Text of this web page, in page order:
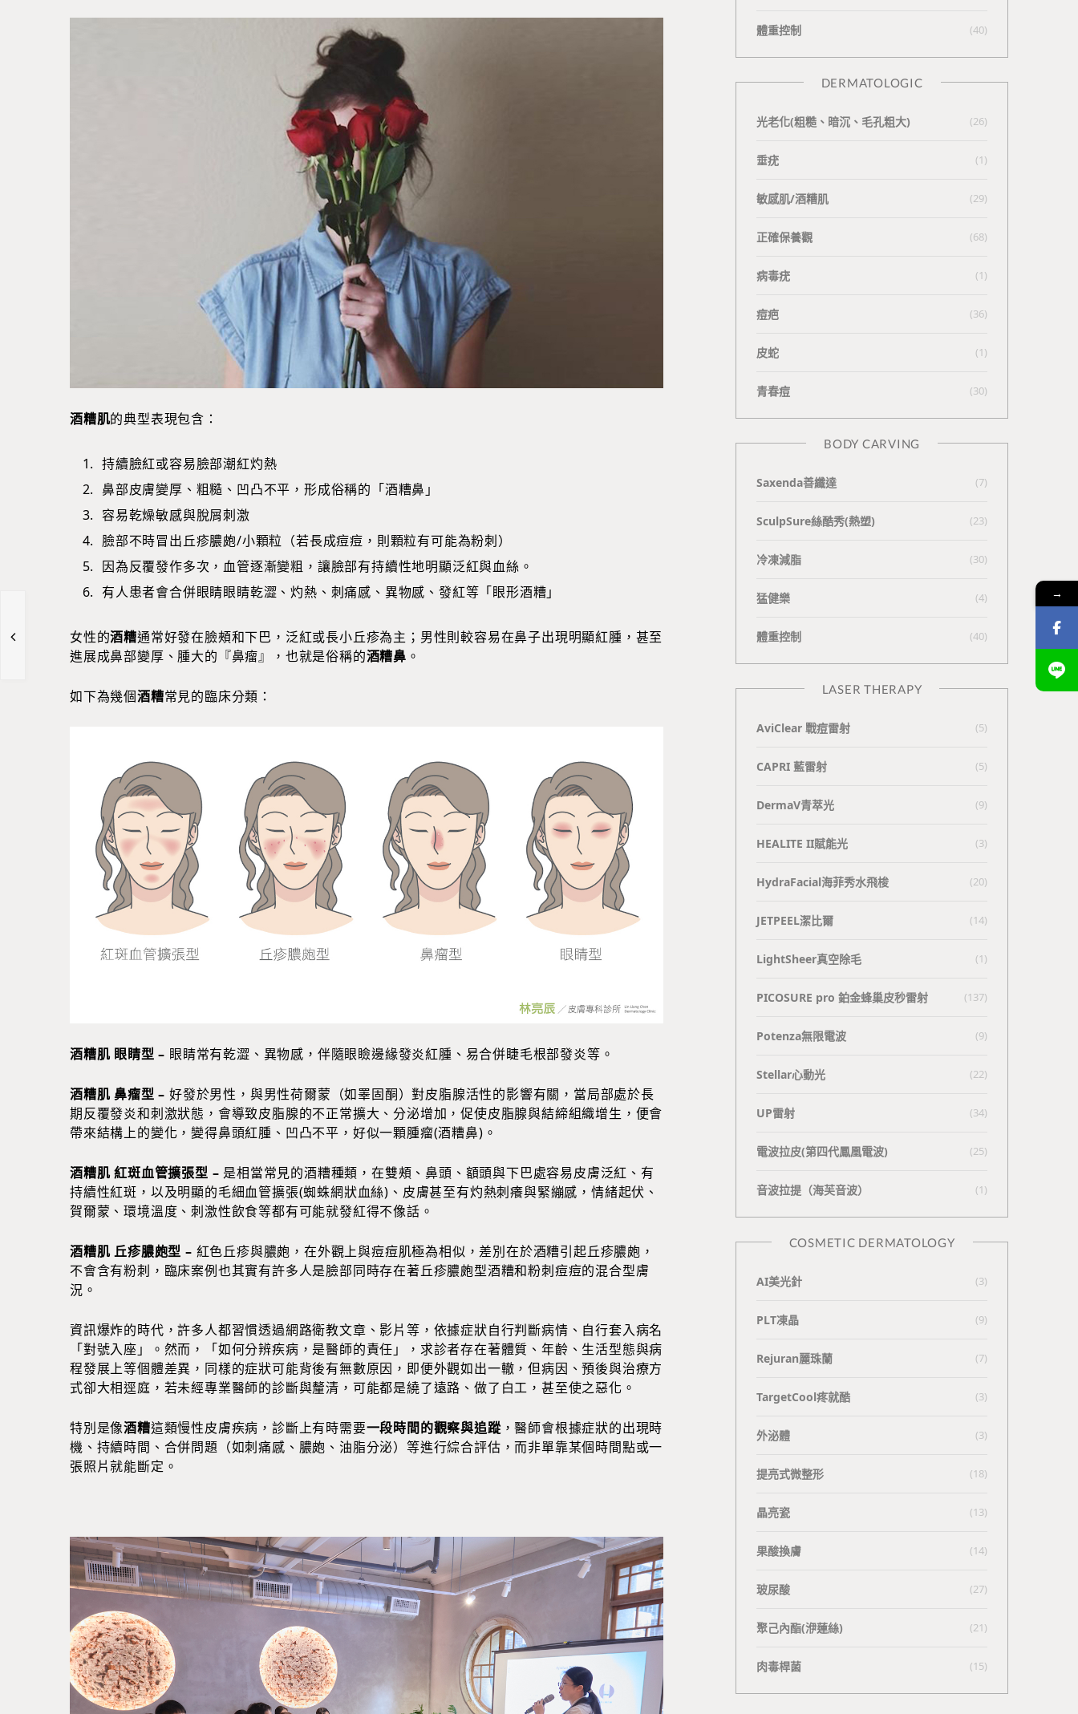
酒糟肌的典型表現包含：
持續臉紅或容易臉部潮紅灼熱
鼻部皮膚變厚、粗糙、凹凸不平，形成俗稱的「酒糟鼻」
容易乾燥敏感與脫屑刺激
臉部不時冒出丘疹膿皰/小顆粒（若長成痘痘，則顆粒有可能為粉刺）
因為反覆發作多次，血管逐漸變粗，讓臉部有持續性地明顯泛紅與血絲。
有人患者會合併眼睛眼睛乾澀、灼熱、刺痛感、異物感、發紅等「眼形酒糟」
女性的酒糟通常好發在臉頰和下巴，泛紅或長小丘疹為主；男性則較容易在鼻子出現明顯紅腫，甚至
進展成鼻部變厚、腫大的『鼻瘤』，也就是俗稱的酒糟鼻 。
如下為幾個酒糟常見的臨床分類：
酒糟肌 眼睛型 – 眼睛常有乾澀、異物感，伴隨眼瞼邊緣發炎紅腫、易合併睫毛根部發炎等。
酒糟肌 鼻瘤型 –好發於男性，與男性荷爾蒙（如睪固酮）對皮脂腺活性的影響有關，當局部處於長
期反覆發炎和刺激狀態，會導致皮脂腺的不正常擴大、分泌增加，促使皮脂腺與結締組織增生，便會
帶來結構上的變化，變得鼻頭紅腫、凹凸不平，好似一顆腫瘤(酒糟鼻)。
酒糟肌 紅斑血管擴張型 –是相當常見的酒糟種類，在雙頰、鼻頭、額頭與下巴處容易皮膚泛紅、有
持續性紅斑，以及明顯的毛細血管擴張(蜘蛛網狀血絲)、皮膚甚至有灼熱刺癢與緊繃感，情緒起伏、
賀爾蒙、環境溫度、刺激性飲食等都有可能就發紅得不像話。
酒糟肌 丘疹膿皰型 – 紅色丘疹與膿皰，在外觀上與痘痘肌極為相似，差別在於酒糟引起丘疹膿皰，
不會含有粉刺，臨床案例也其實有許多人是臉部同時存在著丘疹膿皰型酒糟和粉刺痘痘的混合型膚
況。
資訊爆炸的時代，許多人都習慣透過網路衛教文章、影片等，依據症狀自行判斷病情、自行套入病名
「對號入座」。然而，「如何分辨疾病，是醫師的責任」，求診者存在著體質、年齡、生活型態與病
程發展上等個體差異，同樣的症狀可能背後有無數原因，即便外觀如出一轍，但病因、預後與治療方
式卻大相逕庭，若未經專業醫師的診斷與釐清，可能都是繞了遠路、做了白工，甚至使之惡化。
特別是像酒糟這類慢性皮膚疾病，診斷上有時需要一段時間的觀察與追蹤，醫師會根據症狀的出現時
機、持續時間、合併問題（如刺痛感、膿皰、油脂分泌）等進行綜合評估，而非單靠某個時間點或一
張照片就能斷定。
體重控制 (40)
DERMATOLOGIC
光老化(粗糙、暗沉、毛孔粗大) (26)
垂疣 (1)
敏感肌/酒糟肌 (29)
正確保養觀 (68)
病毒疣 (1)
痘疤 (36)
皮蛇 (1)
青春痘 (30)
BODY CARVING
Saxenda善纖達 (7)
SculpSure絲酷秀(熱塑) (23)
冷凍減脂 (30)
猛健樂 (4)
體重控制 (40)
LASER THERAPY
AviClear 戰痘雷射 (5)
CAPRI 藍雷射 (5)
DermaV青萃光 (9)
HEALITE II賦能光 (3)
HydraFacial海菲秀水飛梭 (20)
JETPEEL潔比爾 (14)
LightSheer真空除毛 (1)
PICOSURE pro 鉑金蜂巢皮秒雷射 (137)
Potenza無限電波 (9)
Stellar心動光 (22)
UP雷射 (34)
電波拉皮(第四代鳳凰電波) (25)
⾳波拉提（海芙⾳波） (1)
COSMETIC DERMATOLOGY
AI美光針 (3)
PLT凍晶 (9)
Rejuran麗珠蘭 (7)
TargetCool疼就酷 (3)
外泌體 (3)
提亮式微整形 (18)
晶亮瓷 (13)
果酸換膚 (14)
玻尿酸 (27)
聚己內酯(洢蓮絲) (21)
肉毒桿菌 (15)
→